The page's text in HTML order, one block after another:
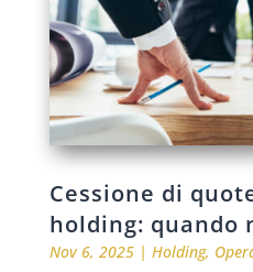
Cessione di
holding: quando
Nov 6, 2025| Holding,